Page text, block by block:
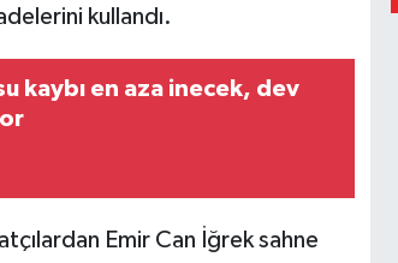
kullandı.
kaybı en aza inecek, dev
Emir Can İğrek sahne